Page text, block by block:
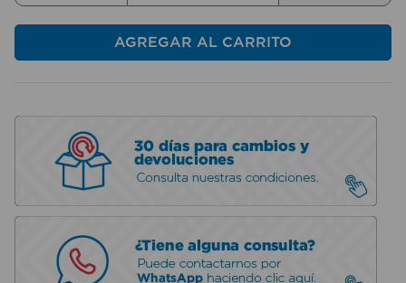
AGREGAR AL CARRITO